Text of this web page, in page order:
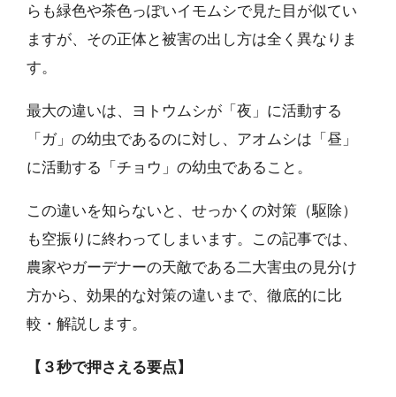
らも緑色や茶色っぽいイモムシで見た目が似てい
ますが、その正体と被害の出し方は全く異なりま
す。
最大の違いは、ヨトウムシが「夜」に活動する
「ガ」の幼虫であるのに対し、アオムシは「昼」
に活動する「チョウ」の幼虫であること。
この違いを知らないと、せっかくの対策（駆除）
も空振りに終わってしまいます。この記事では、
農家やガーデナーの天敵である二大害虫の見分け
方から、効果的な対策の違いまで、徹底的に比
較・解説します。
【３秒で押さえる要点】